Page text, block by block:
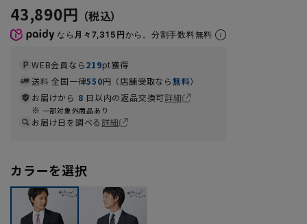
43,890円
なら 月々7,315円から。分割手数料無料
WEB会員なら219pt獲得
送料 全国一律550円（店舗受取なら無料）
お届けから 8 日以内の返品交換可詳細
一部対象外商品あり
お届け日を調べる詳細
カラーを選択